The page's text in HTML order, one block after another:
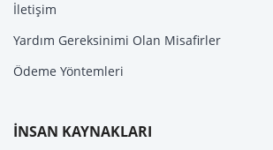
İletişim
Yardım Gereksinimi Olan Misafirler
Ödeme Yöntemleri
İNSAN KAYNAKLARI